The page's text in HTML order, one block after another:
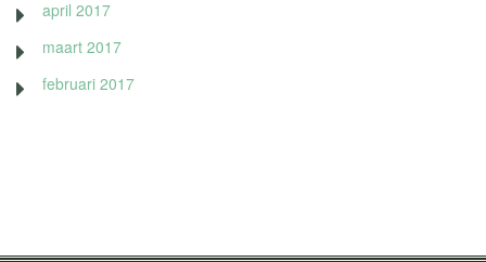
april 2017
maart 2017
februari 2017